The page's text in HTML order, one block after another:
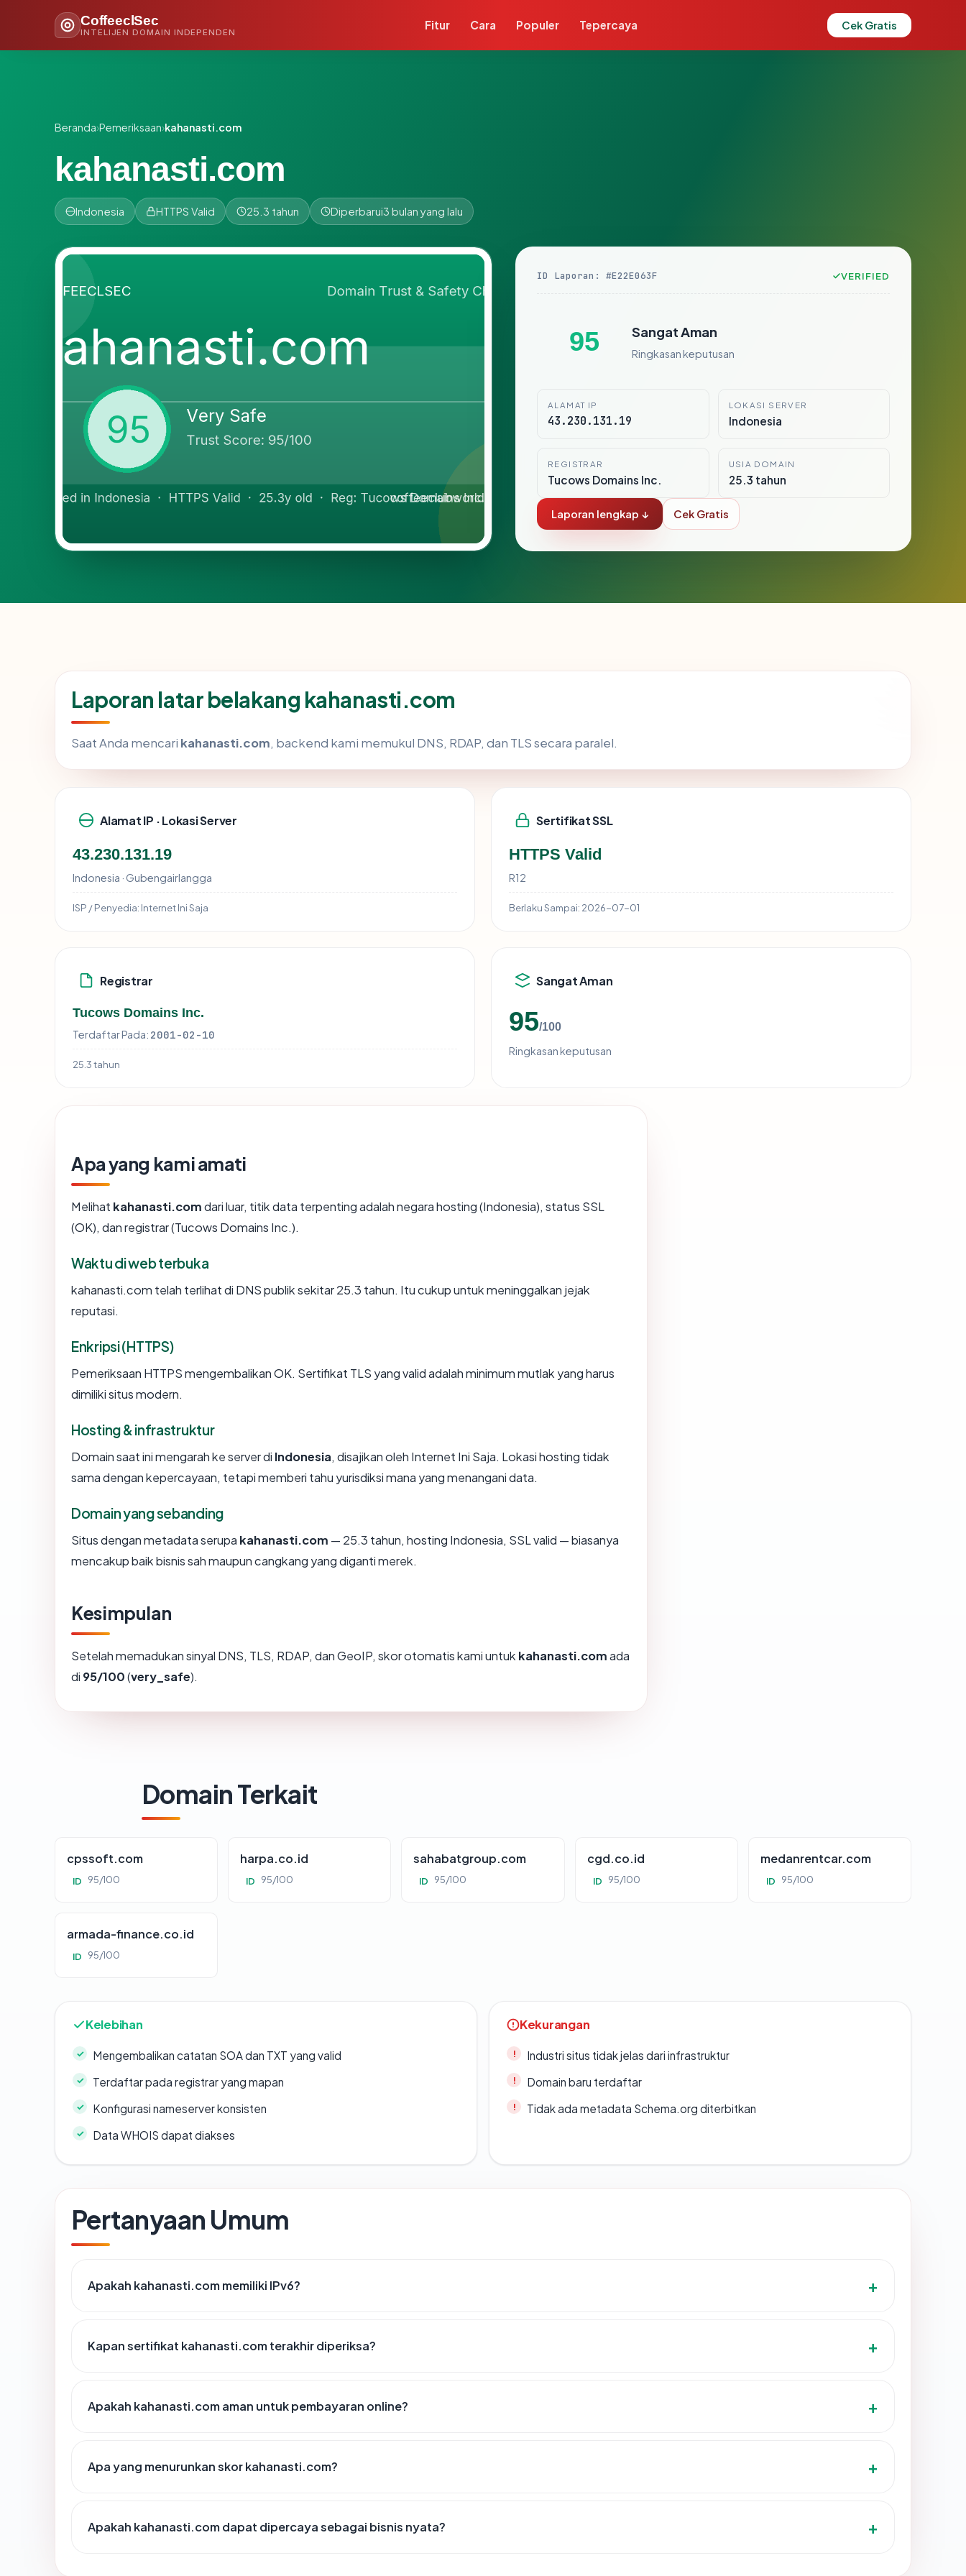
CoffeeclSec
INTELIJEN DOMAIN INDEPENDEN
Fitur Cara Populer Tepercaya Cek Gratis
Beranda›Pemeriksaan›kahanasti.com
kahanasti.com
Indonesia HTTPS Valid 25.3 tahun Diperbarui3 bulan yang lalu
ID Laporan: #E22E063F VERIFIED
95 Sangat Aman
Ringkasan keputusan
ALAMAT IP
43.230.131.19
LOKASI SERVER
Indonesia
REGISTRAR
Tucows Domains Inc.
USIA DOMAIN
25.3 tahun
Laporan lengkap ↓ Cek Gratis
Laporan latar belakang kahanasti.com
Saat Anda mencari kahanasti.com, backend kami memukul DNS, RDAP, dan TLS secara paralel.
Alamat IP · Lokasi Server
43.230.131.19
Indonesia · Gubengairlangga
ISP / Penyedia: Internet Ini Saja
Sertifikat SSL
HTTPS Valid
R12
Berlaku Sampai: 2026-07-01
Registrar
Tucows Domains Inc.
Terdaftar Pada: 2001-02-10
25.3 tahun
Sangat Aman
95/100
Ringkasan keputusan
Apa yang kami amati
Melihat kahanasti.comdari luar, titik data terpenting adalah negara hosting (Indonesia), status SSL
(OK), dan registrar (Tucows Domains Inc.).
Waktu di web terbuka
kahanasti.com telah terlihat di DNS publik sekitar 25.3 tahun. Itu cukup untuk meninggalkan jejak
reputasi.
Enkripsi (HTTPS)
Pemeriksaan HTTPS mengembalikan OK. Sertifikat TLS yang valid adalah minimum mutlak yang harus
dimiliki situs modern.
Hosting & infrastruktur
Domain saat ini mengarah ke server di Indonesia, disajikan oleh Internet Ini Saja. Lokasi hosting tidak
sama dengan kepercayaan, tetapi memberi tahu yurisdiksi mana yang menangani data.
Domain yang sebanding
Situs dengan metadata serupa kahanasti.com — 25.3 tahun, hosting Indonesia, SSL valid — biasanya
mencakup baik bisnis sah maupun cangkang yang diganti merek.
Kesimpulan
Setelah memadukan sinyal DNS, TLS, RDAP, dan GeoIP, skor otomatis kami untuk kahanasti.comada
di 95/100(very_safe).
Domain Terkait
cpssoft.com
ID 95/100
harpa.co.id
ID 95/100
sahabatgroup.com
ID 95/100
cgd.co.id
ID 95/100
medanrentcar.com
ID 95/100
armada-finance.co.id
ID 95/100
Kelebihan
Mengembalikan catatan SOA dan TXT yang valid
Terdaftar pada registrar yang mapan
Konfigurasi nameserver konsisten
Data WHOIS dapat diakses
Kekurangan
Industri situs tidak jelas dari infrastruktur
Domain baru terdaftar
Tidak ada metadata Schema.org diterbitkan
Pertanyaan Umum
Apakah kahanasti.com memiliki IPv6?
Kapan sertifikat kahanasti.com terakhir diperiksa?
Apakah kahanasti.com aman untuk pembayaran online?
Apa yang menurunkan skor kahanasti.com?
Apakah kahanasti.com dapat dipercaya sebagai bisnis nyata?